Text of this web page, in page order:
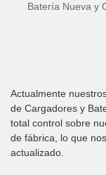
Batería Nueva y
Actualmente
de Cargadores y
total control sobre
de fábrica, lo que
actualizado.